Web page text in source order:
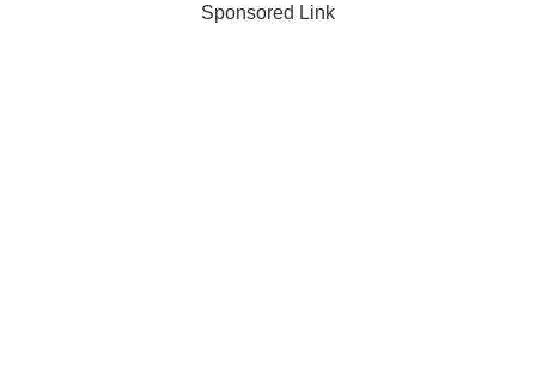
Sponsored Link